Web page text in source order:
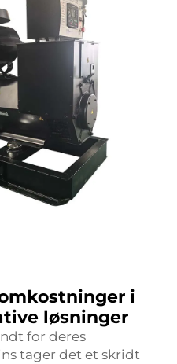
i
løsninger
for deres
tager det et skridt